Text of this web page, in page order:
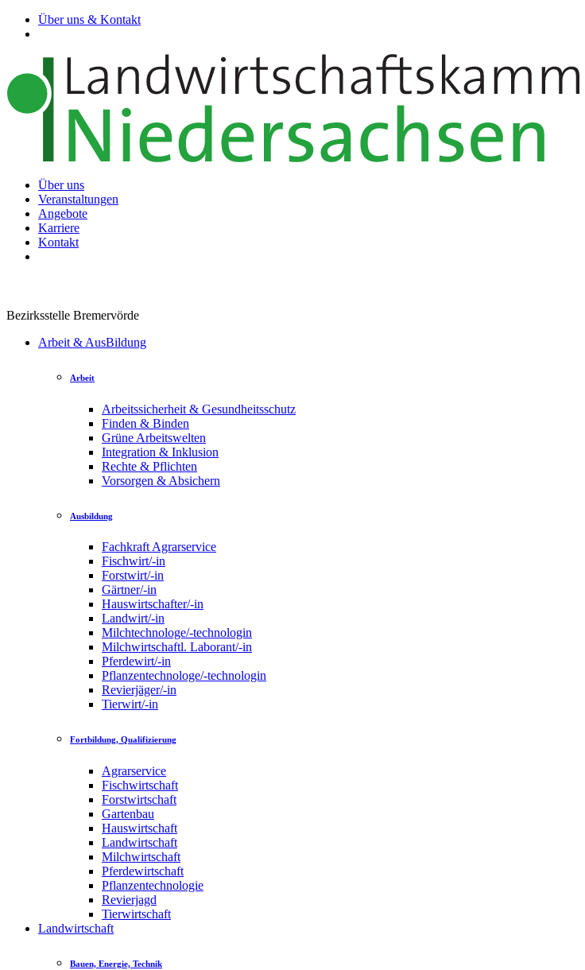
Über uns & Kontakt
Über uns
Veranstaltungen
Angebote
Karriere
Kontakt
Bezirksstelle Bremervörde
Arbeit & AusBildung
Arbeit
Arbeitssicherheit & Gesundheitsschutz
Finden & Binden
Grüne Arbeitswelten
Integration & Inklusion
Rechte & Pflichten
Vorsorgen & Absichern
Ausbildung
Fachkraft Agrarservice
Fischwirt/-in
Forstwirt/-in
Gärtner/-in
Hauswirtschafter/-in
Landwirt/-in
Milchtechnologe/-technologin
Milchwirtschaftl. Laborant/-in
Pferdewirt/-in
Pflanzentechnologe/-technologin
Revierjäger/-in
Tierwirt/-in
Fortbildung, Qualifizierung
Agrarservice
Fischwirtschaft
Forstwirtschaft
Gartenbau
Hauswirtschaft
Landwirtschaft
Milchwirtschaft
Pferdewirtschaft
Pflanzentechnologie
Revierjagd
Tierwirtschaft
Landwirtschaft
Bauen, Energie, Technik